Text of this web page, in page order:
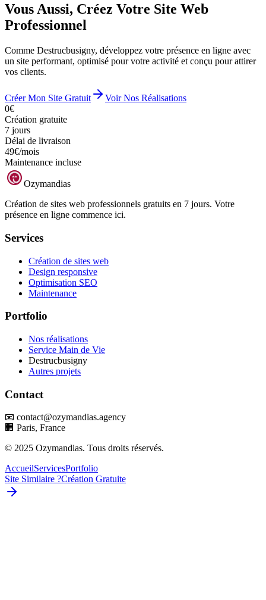
Vous Aussi, Créez Votre Site Web
Professionnel
Comme Destrucbusigny, développez votre présence en ligne avec
un site performant, optimisé pour votre activité et conçu pour attirer
vos clients.
Créer Mon Site Gratuit
Voir Nos Réalisations
0€
Création gratuite
7 jours
Délai de livraison
49€/mois
Maintenance incluse
Ozymandias
Création de sites web professionnels gratuits en 7 jours. Votre
présence en ligne commence ici.
Services
Création de sites web
Design responsive
Optimisation SEO
Maintenance
Portfolio
Nos réalisations
Service Main de Vie
Destrucbusigny
Autres projets
Contact
📧 contact@ozymandias.agency
🏢 Paris, France
© 2025 Ozymandias. Tous droits réservés.
AccueilServicesPortfolio
Site Similaire ?Création Gratuite